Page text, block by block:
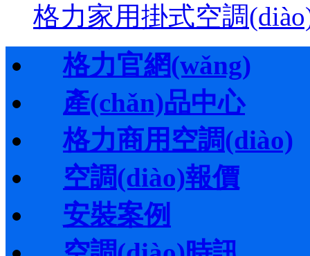
格力家用掛式空調
格力官網(wǎng)
產(chǎn)品中心
格力商用空調(diào)
空調(diào)報價
安裝案例